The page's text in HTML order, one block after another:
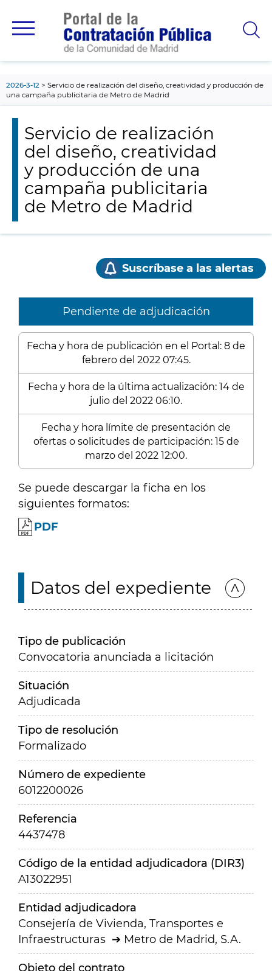
principal
2026-3-12
Servicio de realización del diseño, creatividad y producción de
una campaña publicitaria de Metro de Madrid
Servicio de realización
del diseño, creatividad
y producción de una
campaña publicitaria
de Metro de Madrid
Suscríbase a las alertas
Pendiente de adjudicación
Fecha y hora de publicación en el Portal: 8 de
febrero del 2022 07:45.
Fecha y hora de la última actualización: 14 de
julio del 2022 06:10.
Fecha y hora límite de presentación de
ofertas o solicitudes de participación: 15 de
marzo del 2022 12:00.
Se puede descargar la ficha en los
siguientes formatos:
PDF
Datos del expediente
Tipo de publicación
Convocatoria anunciada a licitación
Situación
Adjudicada
Tipo de resolución
Formalizado
Número de expediente
6012200026
Referencia
4437478
Código de la entidad adjudicadora (DIR3)
A13022951
Entidad adjudicadora
Consejería de Vivienda, Transportes e
Infraestructuras
Metro de Madrid, S.A.
Objeto del contrato